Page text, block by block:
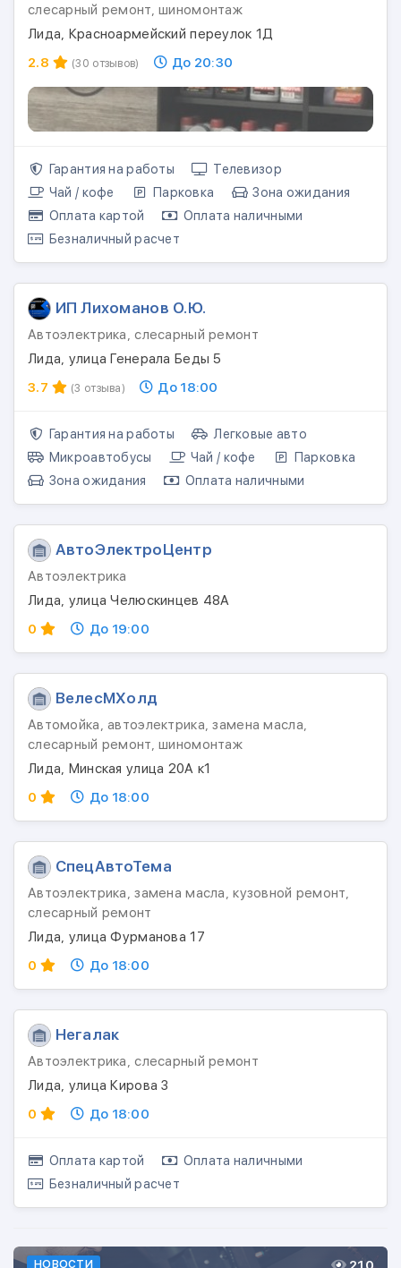
слесарный ремонт, шиномонтаж
Лида, Красноармейский переулок 1Д
2.8
(30 отзывов) До 20:30
Гарантия на работы
Телевизор
Чай / кофе
Парковка
Зона ожидания
Оплата картой
Оплата наличными
Безналичный расчет
ИП Лихоманов О.Ю.
Автоэлектрика, слесарный ремонт
Лида, улица Генерала Беды 5
3.7
(3 отзыва) До 18:00
Гарантия на работы
Легковые авто
Микроавтобусы
Чай / кофе
Парковка
Зона ожидания
Оплата наличными
АвтоЭлектроЦентр
Автоэлектрика
Лида, улица Челюскинцев 48А
0
До 19:00
ВелесМХолд
Автомойка, автоэлектрика, замена масла,
слесарный ремонт, шиномонтаж
Лида, Минская улица 20А к1
0
До 18:00
СпецАвтоТема
Автоэлектрика, замена масла, кузовной ремонт,
слесарный ремонт
Лида, улица Фурманова 17
0
До 18:00
Негалак
Автоэлектрика, слесарный ремонт
Лида, улица Кирова 3
0
До 18:00
Оплата картой
Оплата наличными
Безналичный расчет
НОВОСТИ